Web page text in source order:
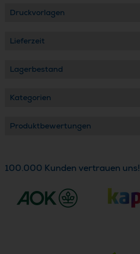
Druckvorlagen
Lieferzeit
Lagerbestand
Kategorien
Produktbewertungen
100.000 Kunden vertrauen uns!